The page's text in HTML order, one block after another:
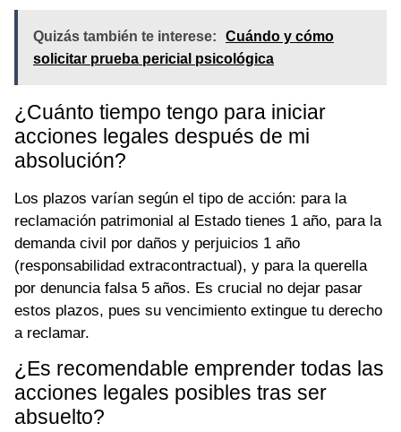
Quizás también te interese:
Cuándo y cómo
solicitar prueba pericial psicológica
¿Cuánto tiempo tengo para iniciar
acciones legales después de mi
absolución?
Los plazos varían según el tipo de acción: para la
reclamación patrimonial al Estado tienes 1 año, para la
demanda civil por daños y perjuicios 1 año
(responsabilidad extracontractual), y para la querella
por denuncia falsa 5 años. Es crucial no dejar pasar
estos plazos, pues su vencimiento extingue tu derecho
a reclamar.
¿Es recomendable emprender todas las
acciones legales posibles tras ser
absuelto?